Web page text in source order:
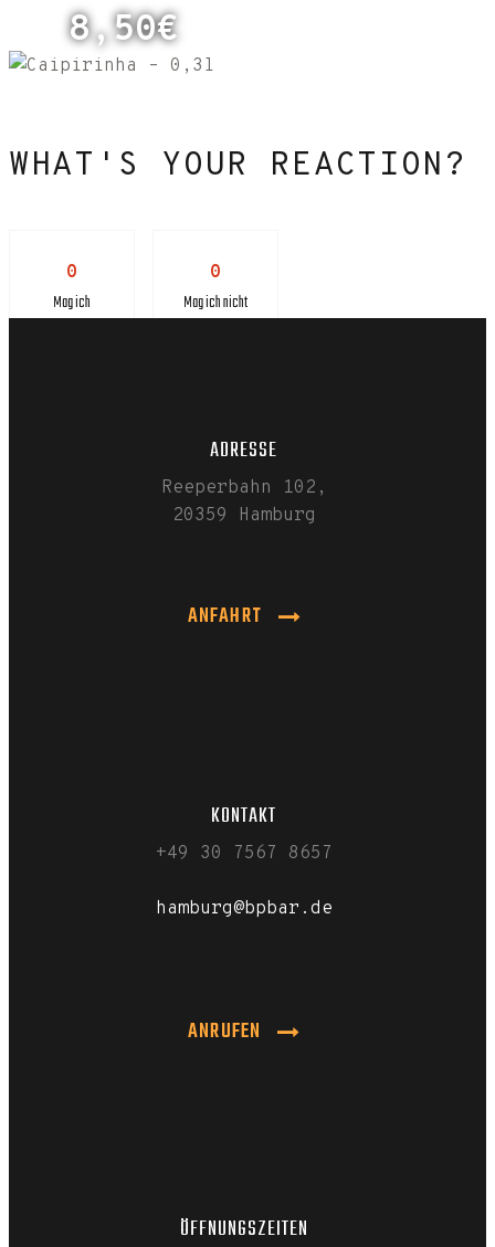
8,50€
WHAT'S YOUR REACTION?
0
Mag ich
0
Mag ich nicht
ADRESSE
Reeperbahn 102,
20359 Hamburg
ANFAHRT
KONTAKT
+49 30 7567 8657
hamburg@bpbar.de
ANRUFEN
ÖFFNUNGSZEITEN